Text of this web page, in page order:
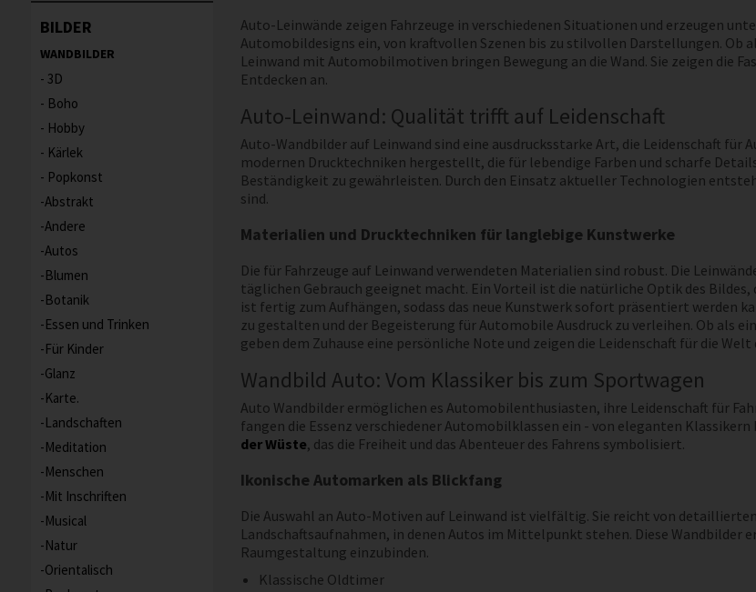
BILDER
WANDBILDER
3D
Boho
Hobby
Kärlek
Popkonst
Abstrakt
Andere
Autos
Blumen
Botanik
Essen und Trinken
Für Kinder
Glanz
Karte.
Landschaften
Meditation
Menschen
Mit Inschriften
Musical
Natur
Orientalisch
Auto-Leinwände zeigen Fahrzeuge in verschiedenen Situationen und erzeugen
Automobildesigns ein, von kraftvollen Szenen bis zu stilvollen Darstellungen. Ob
Leinwand mit Automobilmotiven bringen Bewegung an die Wand. Sie zeigen die
Entdecken an.
Auto-Leinwand: Qualität trifft auf Leidenschaft
Auto-Wandbilder auf Leinwand sind eine ausdrucksstarke Art, die Leidenschaft
modernen Drucktechniken hergestellt, die für lebendige Farben und scharfe
Beständigkeit zu gewährleisten. Durch den Einsatz aktueller Technologien
sind.
Materialien und Drucktechniken für langlebige Kunstwerke
Die für Fahrzeuge auf Leinwand verwendeten Materialien sind robust. Die
täglichen Gebrauch geeignet macht. Ein Vorteil ist die natürliche Optik des
ist fertig zum Aufhängen, sodass das neue Kunstwerk sofort präsentiert werden
zu gestalten und der Begeisterung für Automobile Ausdruck zu verleihen. Ob als
geben dem Zuhause eine persönliche Note und zeigen die Leidenschaft für die Welt
Wandbild Auto: Vom Klassiker bis zum Sportwagen
Auto Wandbilder ermöglichen es Automobilenthusiasten, ihre Leidenschaft für
fangen die Essenz verschiedener Automobilklassen ein - von eleganten
der Wüste, das die Freiheit und das Abenteuer des Fahrens symbolisiert.
Ikonische Automarken als Blickfang
Die Auswahl an Auto-Motiven auf Leinwand ist vielfältig. Sie reicht von
Landschaftsaufnahmen, in denen Autos im Mittelpunkt stehen. Diese Wandbilder
Raumgestaltung einzubinden.
Klassische Oldtimer